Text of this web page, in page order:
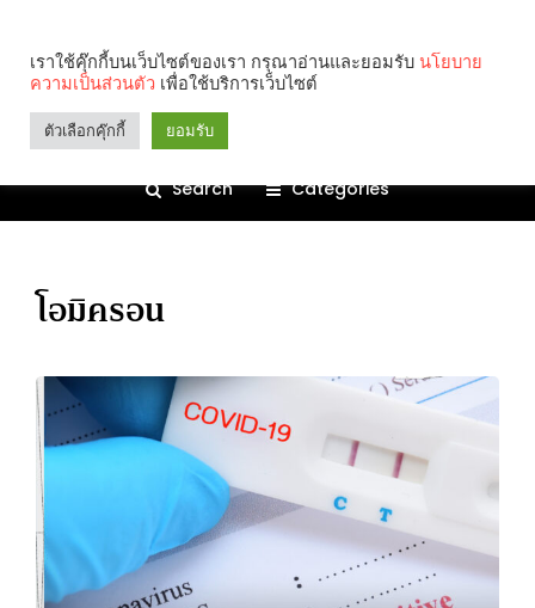
Search Categories
โอมิครอน
เราใช้คุ๊กกี้บนเว็บไซต์ของเรา กรุณาอ่านและยอมรับ นโยบาย
ความเป็นส่วนตัว เพื่อใช้บริการเว็บไซต์
ตัวเลือกคุ๊กกี้ ยอมรับ